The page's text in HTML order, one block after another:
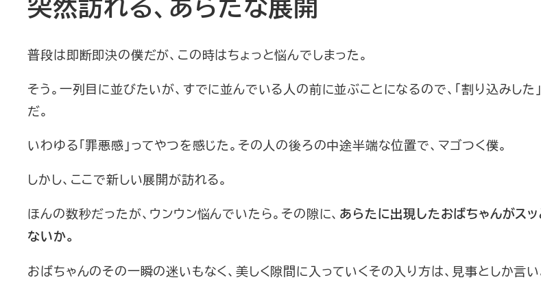
普段は即断即決の僕だが、この時はちょっと悩んでしまった。
そう。一列目に並びたいが、すでに並んでいる人の前に並ぶことになるので、「割り込みした
だ。
いわゆる「罪悪感」ってやつを感じた。その人の後ろの中途半端な位置で、マゴつく僕。
しかし、ここで新しい展開が訪れる。
ほんの数秒だったが、ウンウン悩んでいたら。その隙に、 あらたに出現したおばちゃんがス
ないか。
おばちゃんのその一瞬の迷いもなく、美しく隙間に入っていくその入り方は、見事としか言い